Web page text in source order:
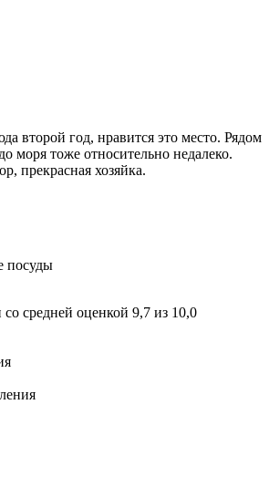
второй год, нравится это место. Рядом
моря тоже относительно недалеко.
прекрасная хозяйка.
посуды
средней оценкой 9,7 из 10,0